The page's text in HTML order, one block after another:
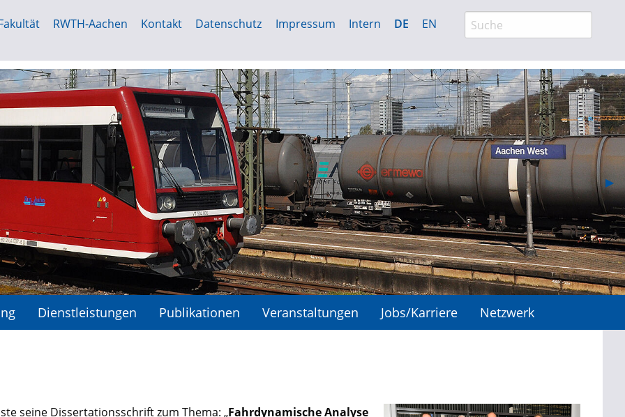
DE EN
RWTH-Aachen Kontakt Datenschutz Impressum Intern
▶︎
Dienstleistungen Publikationen Veranstaltungen Jobs/Karriere Netzwerk
seine Dissertationsschrift zum Thema: „Fahrdynamische Analyse